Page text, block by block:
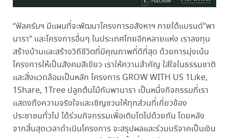
“ฟัลครัมฯ มีแผนที่จะพัฒนาโครงการอสังหาฯ ภายใต้แบรนด์”พา
นารา” และโครงการอื่นๆ ในประเทศไทยอีกหลายแห่ง เราลงทุน
สร้างบ้านและสร้างวิถีชีวิตที่มีคุณภาพที่ดีที่สุด ด้วยการมุ่งเน้น
โครงการให้เป็นสังคมสีเขียว เราให้ความสำคัญ ใส่ใจในธรรมชาติ
และสิ่งแวดล้อมเป็นหลัก โครงการ GROW WITH US 1Like,
1Share, 1Tree ปลูกต้นไม้กับพานารา เป็นหนึ่งกิจกรรมที่เรา
แสดงถึงความจริงใจและเชิญชวนให้ทุกส่วนที่เกี่ยวข้อง
ประชาชนทั่วไป ได้ร่วมกิจกรรมเพื่อเติบโตไปด้วยกัน โดยหลัง
จากสิ้นสุดเวลาดำเนินโครงการ จะสรุปผลและร่วมบริจาคเป็นเงิน